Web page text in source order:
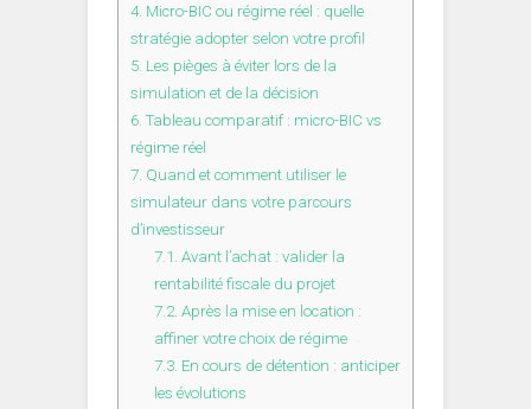
4. Micro-BIC ou régime réel : quelle
stratégie adopter selon votre profil
5. Les pièges à éviter lors de la
simulation et de la décision
6. Tableau comparatif : micro-BIC vs
régime réel
7. Quand et comment utiliser le
simulateur dans votre parcours
d’investisseur
7.1. Avant l’achat : valider la
rentabilité fiscale du projet
7.2. Après la mise en location :
affiner votre choix de régime
7.3. En cours de détention : anticiper
les évolutions